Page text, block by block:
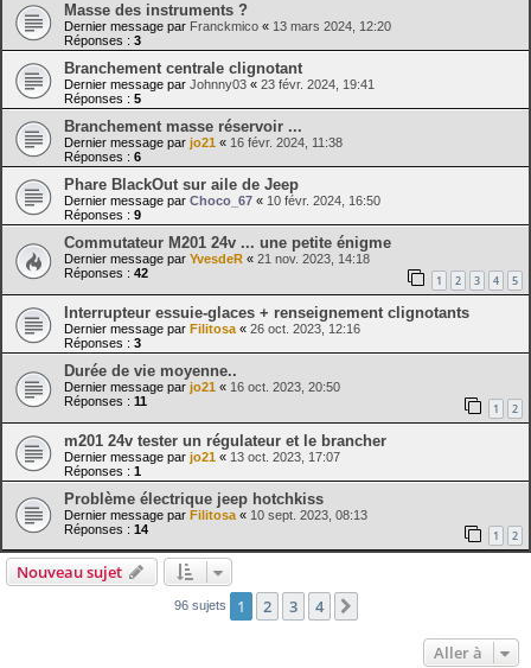
Masse des instruments ?
Dernier message par Franckmico « 13 mars 2024, 12:20
Réponses : 3
Branchement centrale clignotant
Dernier message par Johnny03 « 23 févr. 2024, 19:41
Réponses : 5
Branchement masse réservoir ...
Dernier message par jo21 « 16 févr. 2024, 11:38
Réponses : 6
Phare BlackOut sur aile de Jeep
Dernier message par Choco_67 « 10 févr. 2024, 16:50
Réponses : 9
Commutateur M201 24v ... une petite énigme
Dernier message par YvesdeR « 21 nov. 2023, 14:18
Réponses : 42 1 2 3 4 5
Interrupteur essuie-glaces + renseignement clignotants
Dernier message par Filitosa « 26 oct. 2023, 12:16
Réponses : 3
Durée de vie moyenne..
Dernier message par jo21 « 16 oct. 2023, 20:50
Réponses : 11 1 2
m201 24v tester un régulateur et le brancher
Dernier message par jo21 « 13 oct. 2023, 17:07
Réponses : 1
Problème électrique jeep hotchkiss
Dernier message par Filitosa « 10 sept. 2023, 08:13
Réponses : 14 1 2
Nouveau sujet
96 sujets 1 2 3 4
Aller à